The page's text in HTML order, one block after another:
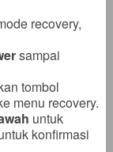
recovery,
sampai
tombol
menu recovery.
untuk
konfirmasi